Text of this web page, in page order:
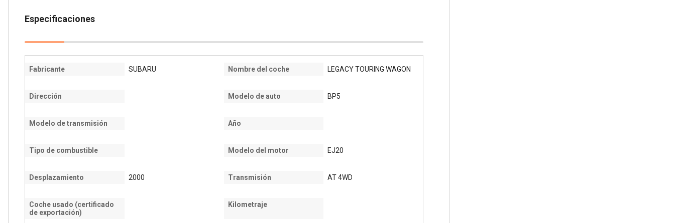
Especificaciones
Fabricante SUBARU Nombre del coche LEGACY TOURING WAGON
Dirección Modelo de auto BP5
Modelo de transmisión Año
Tipo de combustible Modelo del motor EJ20
Desplazamiento 2000 Transmisión AT 4WD
Coche usado (certificado
de exportación)
Kilometraje